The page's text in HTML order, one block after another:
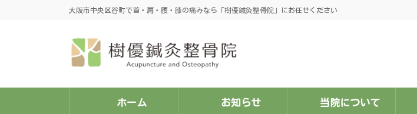
大阪市中央区谷町で首・肩・腰・膝の痛みなら「樹優鍼灸整骨院」にお任せください
ホーム お知らせ 当院について